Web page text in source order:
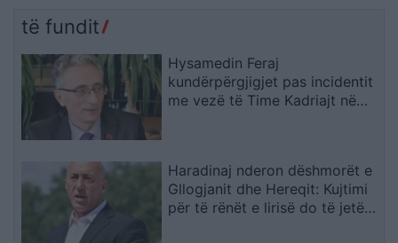
të fundit
Hysamedin Feraj
kundërpërgjigjet pas incidentit
me vezë të Time Kadriajt në
Haradinaj nderon dëshmorët e
Gllogjanit dhe Hereqit: Kujtimi
për të rënët e lirisë do të jetë i